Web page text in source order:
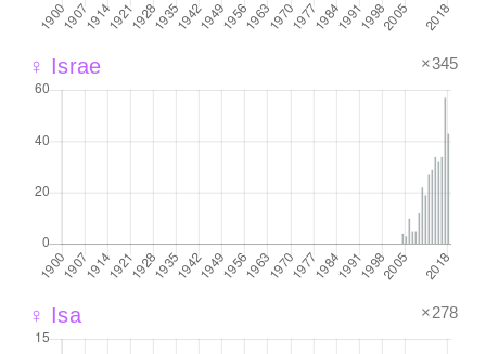
♀ Israe ×345
♀ Isa ×278